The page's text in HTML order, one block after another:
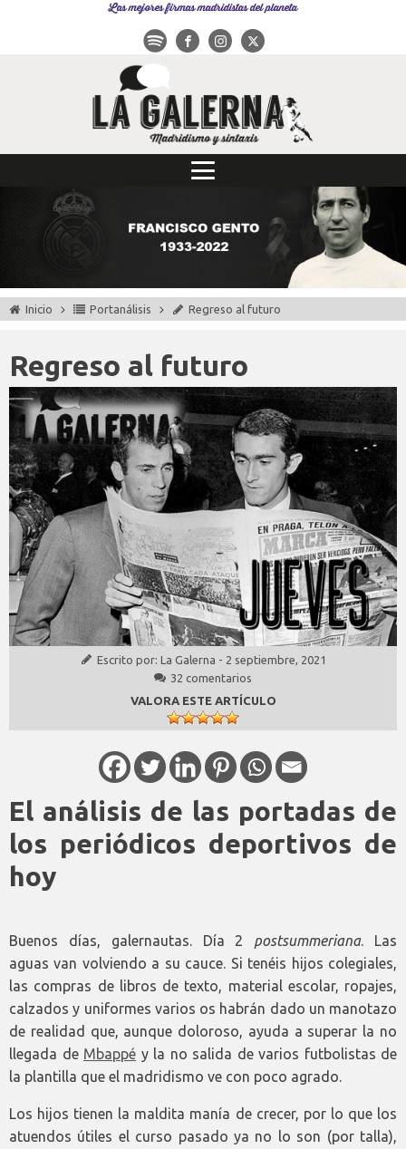
Las mejores firmas madridistas del planeta
Inicio Portanálisis Regreso al futuro
Regreso al futuro
Escrito por: La Galerna - 2 septiembre, 2021
32 comentarios
VALORA ESTE ARTÍCULO
El análisis de las portadas de
los periódicos deportivos de
hoy
Buenos días, galernautas. Día 2 postsummeriana. Las
aguas van volviendo a su cauce. Si tenéis hijos colegiales,
las compras de libros de texto, material escolar, ropajes,
calzados y uniformes varios os habrán dado un manotazo
de realidad que, aunque doloroso, ayuda a superar la no
llegada de Mbappé y la no salida de varios futbolistas de
la plantilla que el madridismo ve con poco agrado.
Los hijos tienen la maldita manía de crecer, por lo que los
atuendos útiles el curso pasado ya no lo son (por talla),